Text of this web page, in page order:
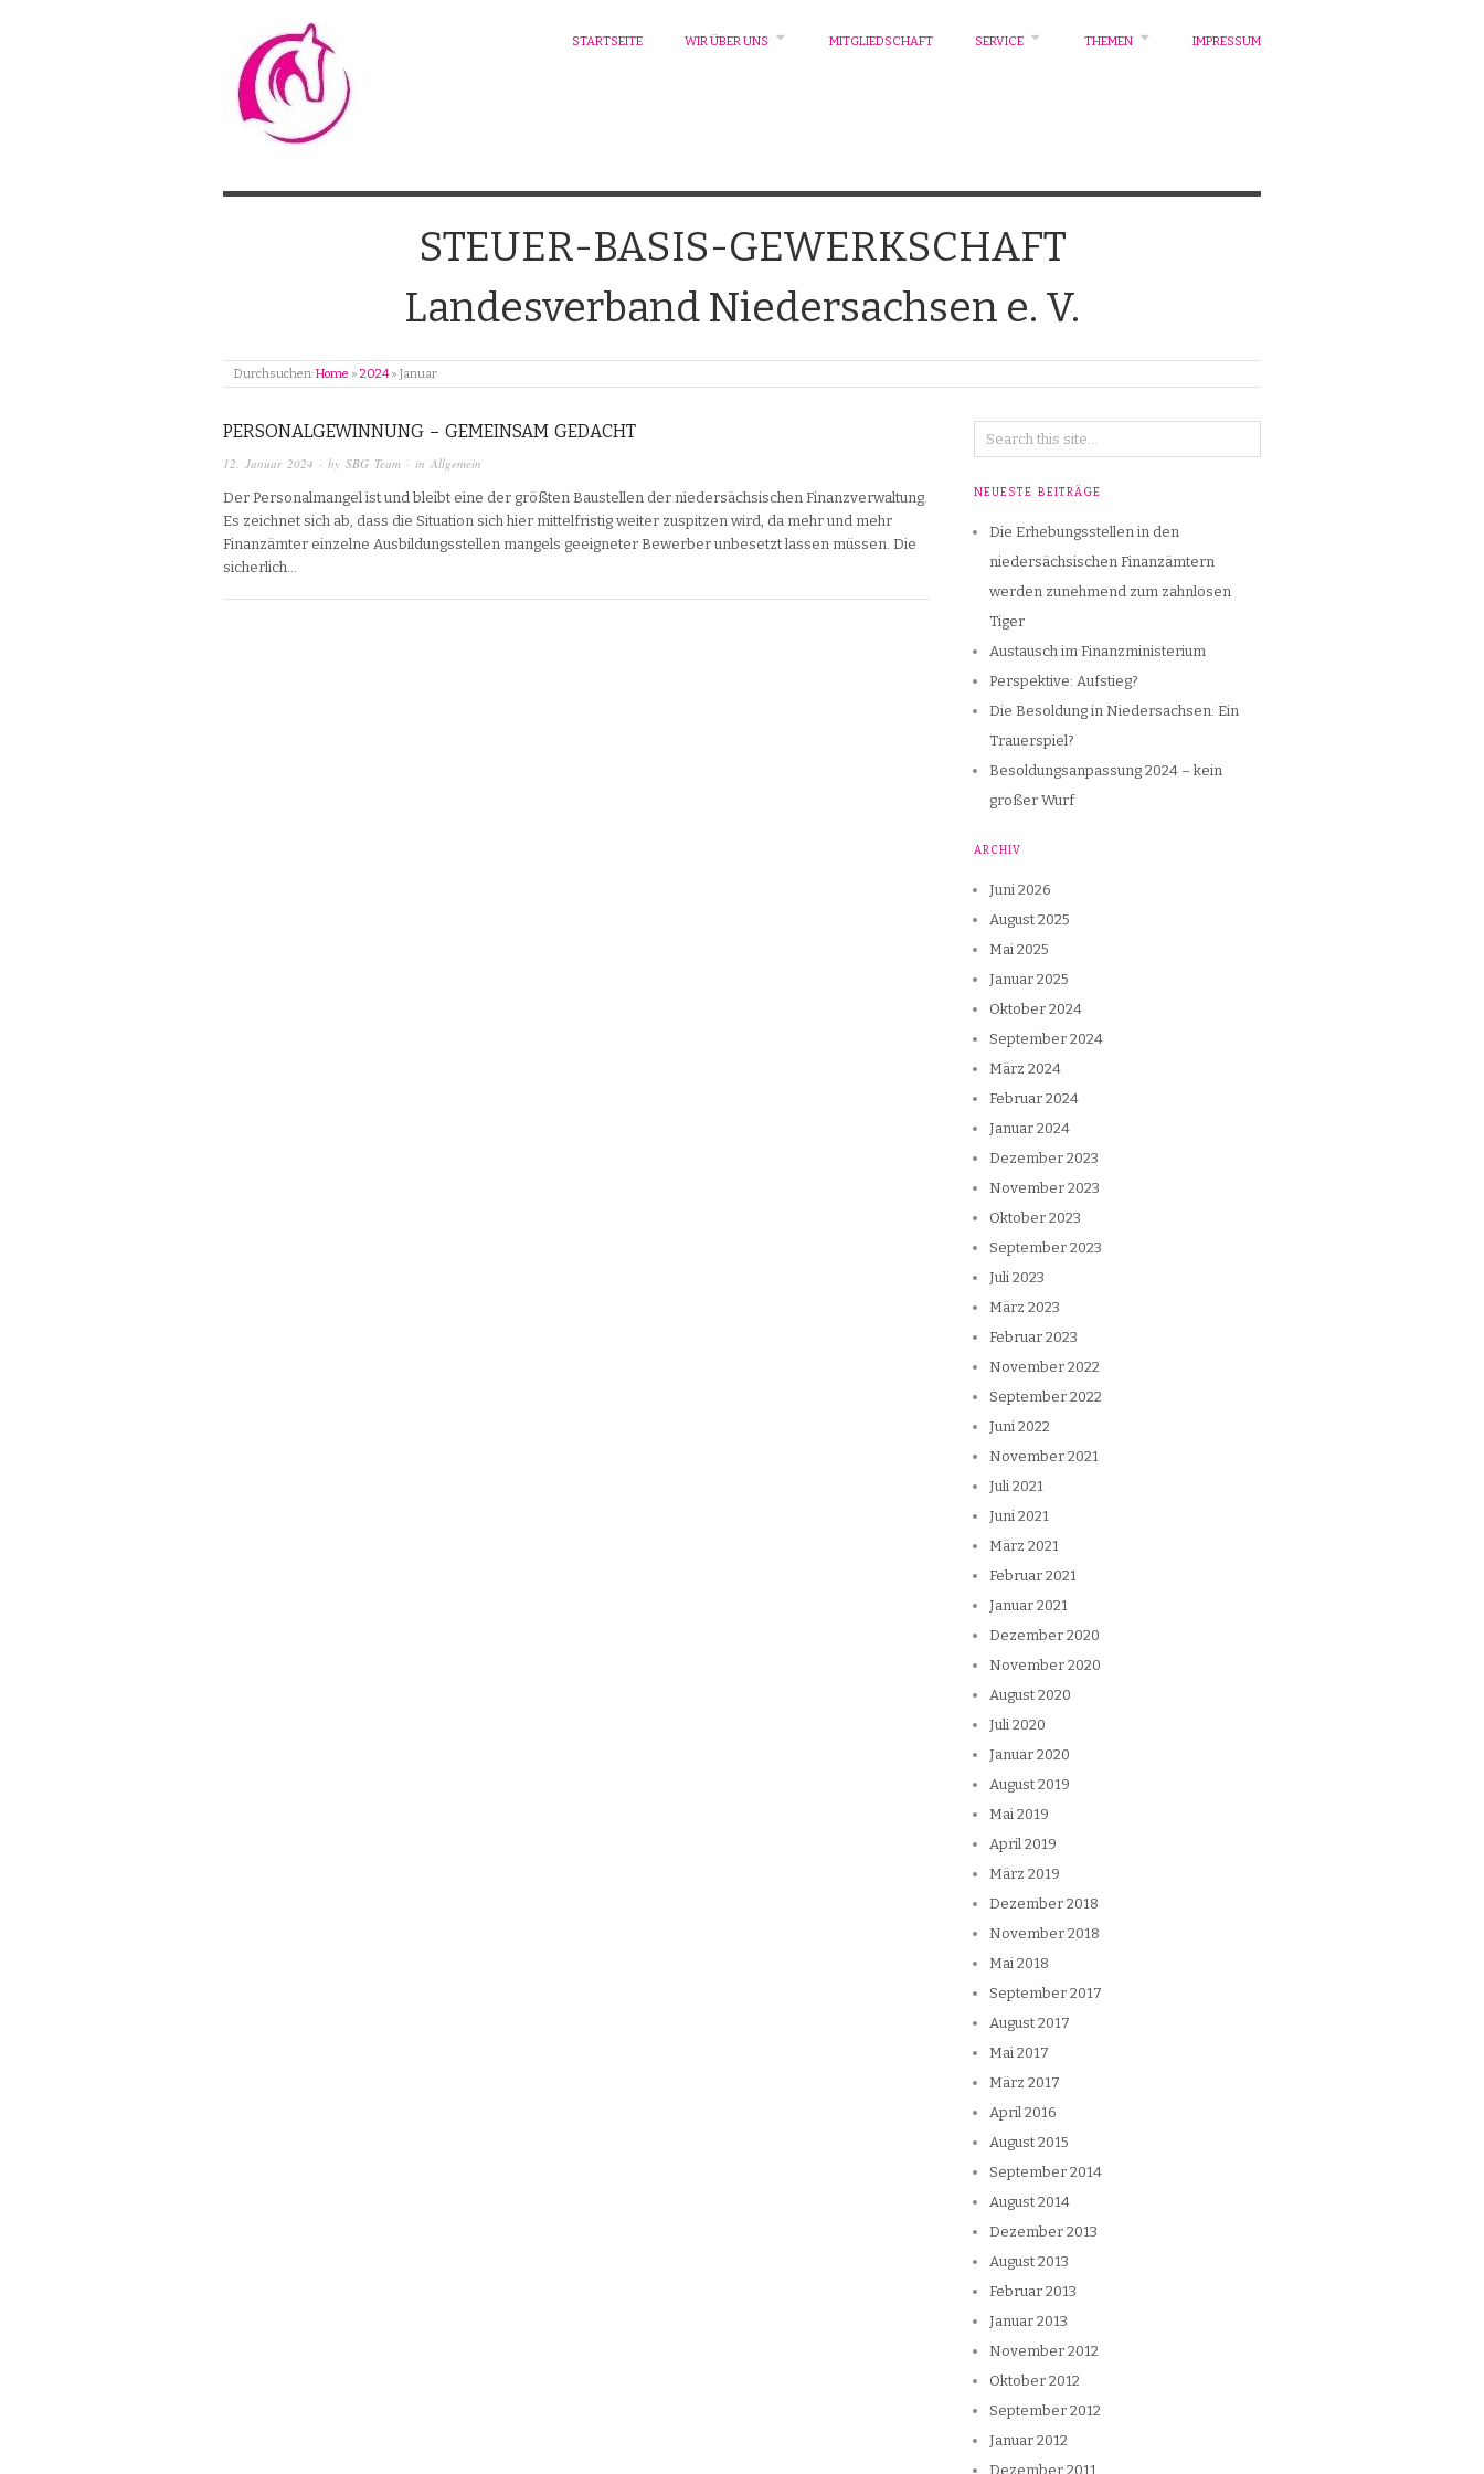
STARTSEITE WIR ÜBER UNS MITGLIEDSCHAFT SERVICE THEMEN IMPRESSUM
STEUER-BASIS-GEWERKSCHAFT
Landesverband Niedersachsen e. V.
Durchsuchen:Home » 2024 » Januar
PERSONALGEWINNUNG – GEMEINSAM GEDACHT
12. Januar 2024 · by SBG Team · in Allgemein
Der Personalmangel ist und bleibt eine der größten Baustellen der niedersächsischen Finanzverwaltung.
Es zeichnet sich ab, dass die Situation sich hier mittelfristig weiter zuspitzen wird, da mehr und mehr
Finanzämter einzelne Ausbildungsstellen mangels geeigneter Bewerber unbesetzt lassen müssen. Die
sicherlich…
NEUESTE BEITRÄGE
Die Erhebungsstellen in den
niedersächsischen Finanzämtern
werden zunehmend zum zahnlosen
Tiger
Austausch im Finanzministerium
Perspektive: Aufstieg?
Die Besoldung in Niedersachsen: Ein
Trauerspiel?
Besoldungsanpassung 2024 – kein
großer Wurf
ARCHIV
Juni 2026
August 2025
Mai 2025
Januar 2025
Oktober 2024
September 2024
März 2024
Februar 2024
Januar 2024
Dezember 2023
November 2023
Oktober 2023
September 2023
Juli 2023
März 2023
Februar 2023
November 2022
September 2022
Juni 2022
November 2021
Juli 2021
Juni 2021
März 2021
Februar 2021
Januar 2021
Dezember 2020
November 2020
August 2020
Juli 2020
Januar 2020
August 2019
Mai 2019
April 2019
März 2019
Dezember 2018
November 2018
Mai 2018
September 2017
August 2017
Mai 2017
März 2017
April 2016
August 2015
September 2014
August 2014
Dezember 2013
August 2013
Februar 2013
Januar 2013
November 2012
Oktober 2012
September 2012
Januar 2012
Dezember 2011